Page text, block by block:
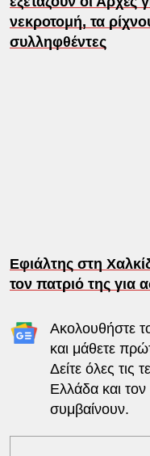
νεκροτομή, τα
συλληφθέντες
Εφιάλτης στη
τον πατριό της για
Ακολουθήστε
και μάθετε
Δείτε όλες τις
Ελλάδα και
συμβαίνουν.